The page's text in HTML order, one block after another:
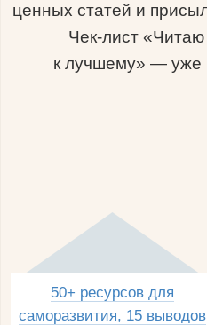
ценных статей и
Чек-лист
к лучшему» — уже
50+ ресурсов для
саморазвития, 15 выводов